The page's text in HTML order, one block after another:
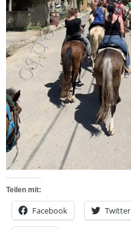
Teilen mit:
Facebook Twitter